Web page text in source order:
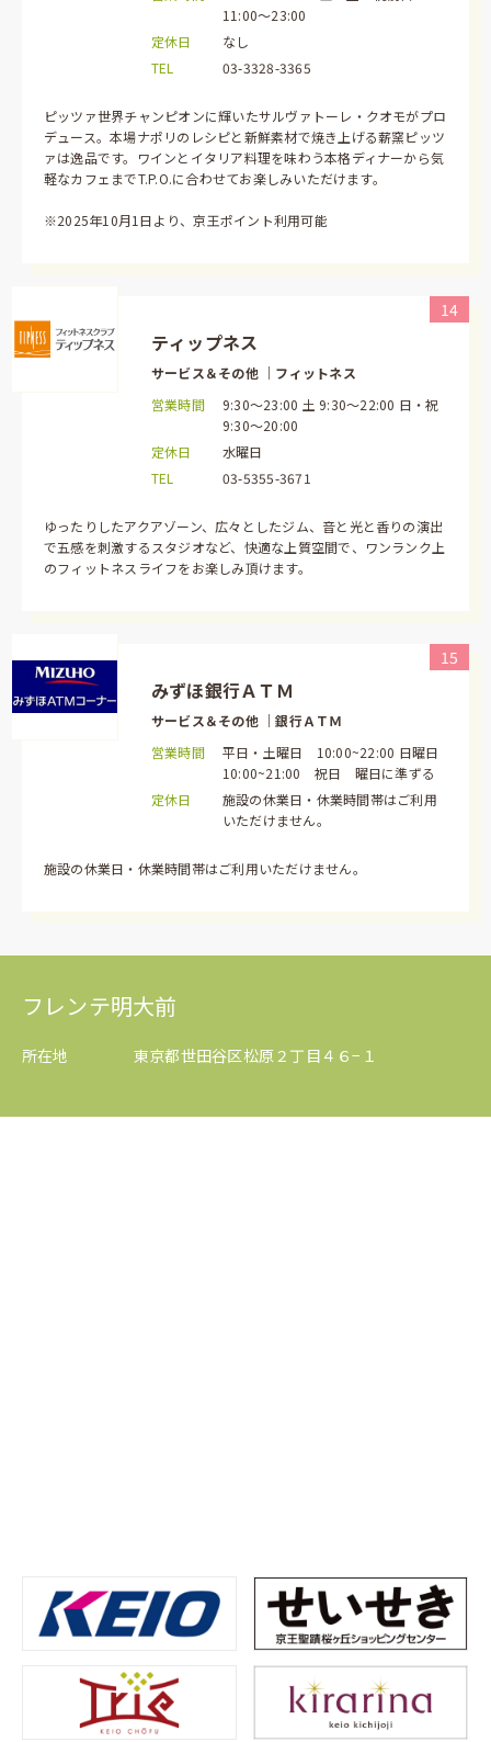
11:00～23:00
定休日
なし
TEL
03-3328-3365
ピッツァ世界チャンピオンに輝いたサルヴァトーレ・クオモがプロ
デュース。本場ナポリのレシピと新鮮素材で焼き上げる薪窯ピッツ
ァは逸品です。ワインとイタリア料理を味わう本格ディナーから気
軽なカフェまでT.P.O.に合わせてお楽しみいただけます。
※2025年10月1日より、京王ポイント利用可能
14
ティップネス
サービス＆その他 ｜フィットネス
営業時間
9:30～23:00 土 9:30～22:00 日・祝
9:30～20:00
定休日
水曜日
TEL
03-5355-3671
ゆったりしたアクアゾーン、広々としたジム、音と光と香りの演出
で五感を刺激するスタジオなど、快適な上質空間で、ワンランク上
のフィットネスライフをお楽しみ頂けます。
15
みずほ銀行ＡＴＭ
サービス＆その他 ｜銀行ＡＴＭ
営業時間
平日・土曜日 10:00~22:00 日曜日
10:00~21:00 祝日 曜日に準ずる
定休日
施設の休業⽇・休業時間帯はご利⽤
いただけません。
施設の休業⽇・休業時間帯はご利⽤いただけません。
フレンテ明大前
所在地 東京都世田谷区松原２丁目４６−１